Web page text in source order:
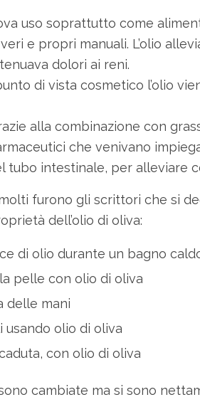
uso soprattutto come
e propri manuali. L’olio
dolori ai reni.
di vista cosmetico l’olio
alla combinazione con
che venivano
tubo intestinale, per alleviare
furono gli scrittori che si
dell’olio di oliva:
di olio durante un bagno
pelle con olio di oliva
delle mani
usando olio di oliva
con olio di oliva
cambiate ma si sono